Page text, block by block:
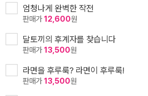
엄청나게 완벽한 작전
판매가12,600원
달토끼의 후계자를 찾습니다
판매가13,500원
라면을 후루룩? 라면이 후루룩!
판매가13,500원